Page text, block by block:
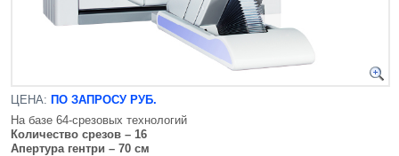
ЦЕНА: ПО ЗАПРОСУ РУБ.
На базе 64-срезовых технологий
Количество срезов – 16
Апертура гентри – 70 см